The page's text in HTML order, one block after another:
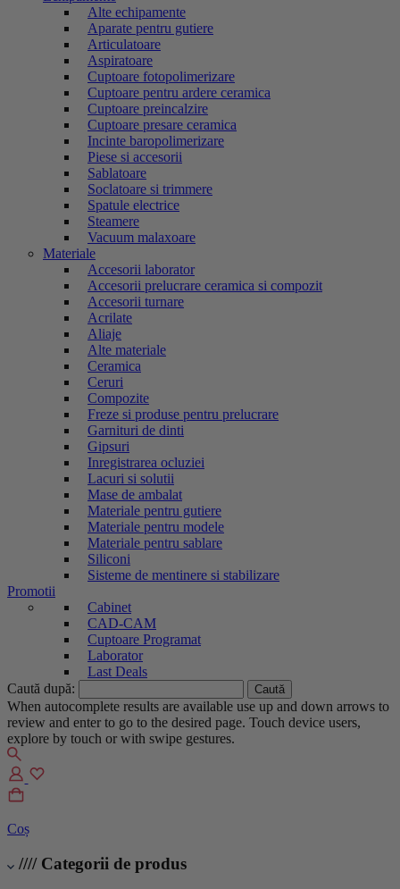
Alte echipamente
Aparate pentru gutiere
Articulatoare
Aspiratoare
Cuptoare fotopolimerizare
Cuptoare pentru ardere ceramica
Cuptoare preincalzire
Cuptoare presare ceramica
Incinte baropolimerizare
Piese si accesorii
Sablatoare
Soclatoare si trimmere
Spatule electrice
Steamere
Vacuum malaxoare
Materiale
Accesorii laborator
Accesorii prelucrare ceramica si compozit
Accesorii turnare
Acrilate
Aliaje
Alte materiale
Ceramica
Ceruri
Compozite
Freze si produse pentru prelucrare
Garnituri de dinti
Gipsuri
Inregistrarea ocluziei
Lacuri si solutii
Mase de ambalat
Materiale pentru gutiere
Materiale pentru modele
Materiale pentru sablare
Siliconi
Sisteme de mentinere si stabilizare
Promotii
Cabinet
CAD-CAM
Cuptoare Programat
Laborator
Last Deals
Caută după:
When autocomplete results are available use up and down arrows to
review and enter to go to the desired page. Touch device users,
explore by touch or with swipe gestures.
Coș
//// Categorii de produs